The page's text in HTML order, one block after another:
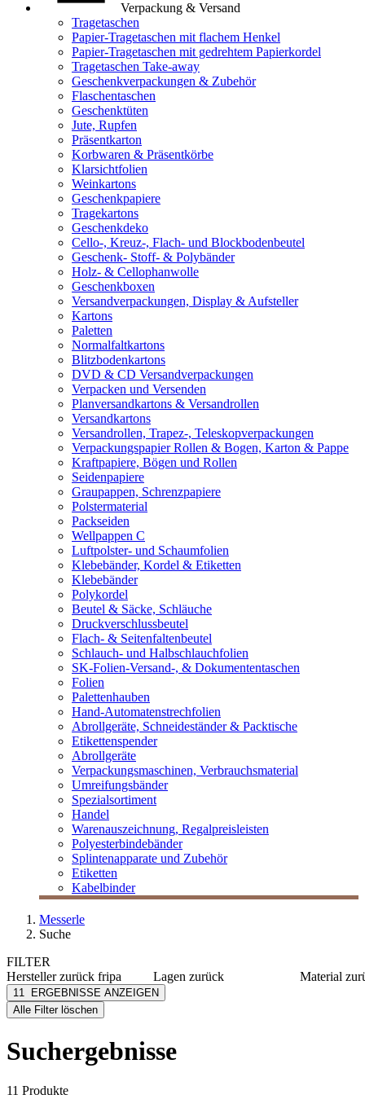
Verpackung & Versand
Tragetaschen
Papier-Tragetaschen mit flachem Henkel
Papier-Tragetaschen mit gedrehtem Papierkordel
Tragetaschen Take-away
Geschenkverpackungen & Zubehör
Flaschentaschen
Geschenktüten
Jute, Rupfen
Präsentkarton
Korbwaren & Präsentkörbe
Klarsichtfolien
Weinkartons
Geschenkpapiere
Tragekartons
Geschenkdeko
Cello-, Kreuz-, Flach- und Blockbodenbeutel
Geschenk- Stoff- & Polybänder
Holz- & Cellophanwolle
Geschenkboxen
Versandverpackungen, Display & Aufsteller
Kartons
Paletten
Normalfaltkartons
Blitzbodenkartons
DVD & CD Versandverpackungen
Verpacken und Versenden
Planversandkartons & Versandrollen
Versandkartons
Versandrollen, Trapez-, Teleskopverpackungen
Verpackungspapier Rollen & Bogen, Karton & Pappe
Kraftpapiere, Bögen und Rollen
Seidenpapiere
Graupappen, Schrenzpapiere
Polstermaterial
Packseiden
Wellpappen C
Luftpolster- und Schaumfolien
Klebebänder, Kordel & Etiketten
Klebebänder
Polykordel
Beutel & Säcke, Schläuche
Druckverschlussbeutel
Flach- & Seitenfaltenbeutel
Schlauch- und Halbschlauchfolien
SK-Folien-Versand-, & Dokumententaschen
Folien
Palettenhauben
Hand-Automatenstrechfolien
Abrollgeräte, Schneideständer & Packtische
Etikettenspender
Abrollgeräte
Verpackungsmaschinen, Verbrauchsmaterial
Umreifungsbänder
Spezialsortiment
Handel
Warenauszeichnung, Regalpreisleisten
Polyesterbindebänder
Splintenapparate und Zubehör
Etiketten
Kabelbinder
Messerle
Suche
FILTER
Herstellerzurück fripa
Fripa
[e] one
3M
mehr anzeigen
Lagen zurück
Material
11
ERGEBNISSE ANZEIGEN
Alle Filter löschen
Suchergebnisse
11 Produkte